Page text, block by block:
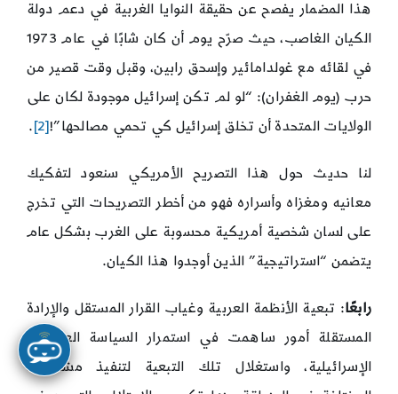
هذا المضمار يفصح عن حقيقة النوايا الغربية في دعم دولة
الكيان الغاصب، حيث صرّح يوم أن كان شابًا في عام 1973
في لقائه مع غولدامائير وإسحق رابين، وقبل وقت قصير من
حرب (يوم الغفران): “لو لم تكن إسرائيل موجودة لكان على
الولايات المتحدة أن تخلق إسرائيل كي تحمي مصالحها”![2]
.
لنا حديث حول هذا التصريح الأمريكي سنعود لتفكيك
معانيه ومغزاه وأسراره فهو من أخطر التصريحات التي تخرج
على لسان شخصية أمريكية محسوبة على الغرب بشكل عام
يتضمن “استراتيجية” الذين أوجدوا هذا الكيان.
رابعًا: تبعية الأنظمة العربية وغياب القرار المستقل والإرادة
المستقلة أمور ساهمت في استمرار السياسة العدوانية
الإسرائيلية، واستغلال تلك التبعية لتنفيذ مشاريعها